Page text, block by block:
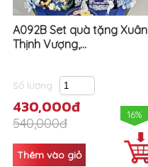
A092B Set quà tặng Xuân
Thịnh Vượng,...
Số lượng
430,000đ
540,000đ
16%